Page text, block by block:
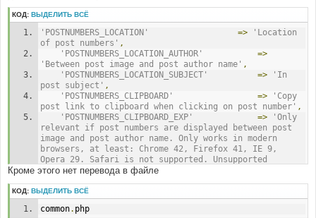
КОД: ВЫДЕЛИТЬ ВСЁ
'POSTNUMBERS_LOCATION' =>
'Location
of post numbers' ,
'POSTNUMBERS_LOCATION_AUTHOR'
=>
'Between post image and post author name' ,
'POSTNUMBERS_LOCATION_SUBJECT'
=>
'In
post subject' ,
'POSTNUMBERS_CLIPBOARD'
=>
'Copy
post link to clipboard when clicking on post number' ,
'POSTNUMBERS_CLIPBOARD_EXP'
=>
'Only
relevant if post numbers are displayed between post
image and post author name. Only works in modern
browsers, at least: Chrome 42, Firefox 41, IE 9,
Opera 29. Safari is not supported. Unsupported
browsers display a promt containing the post link
'POSTNUMBERS_BOLD'
post numbers/IDs bold',
'POSTNUMBERS_BOLD_EXP'
Кроме этого нет перевода в файле
КОД: ВЫДЕЛИТЬ ВСЁ
common. php